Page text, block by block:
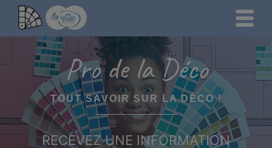
Pro de la Déco
TOUT SAVOIR SUR LA DÉCO !
RECEVEZ UNE INFORMATION